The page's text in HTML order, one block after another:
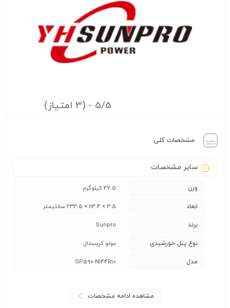
5/5 - (3 امتیاز)
مشخصات کلی
سایر مشخصات
وزن 27.5 کیلوگرم
ابعاد 3.5 × 113.4 × 233.5 سانتیمتر
برند Sunpro
نوع پنل خورشیدی مونو کریستال
مدل SP590-N144R10
مشاهده ادامه مشخصات